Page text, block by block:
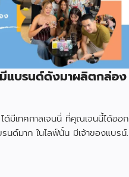
มีแบรนด์ดังมาผลิตกล่อง
ด้มีเทศกาลเจนนี่ ที่คุณเจนนี้ได้ออก
นด์มาก ในไลฟ์นั้น มีเจ้าของแบรน์